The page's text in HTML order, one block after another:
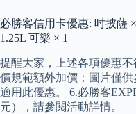
必勝客信用卡優惠: 吋披薩
1.25L 可樂 × 1
提醒大家，上述各項優惠
價規範額外加價；圖片僅
適用此優惠。 6.必勝客
元），請參閱活動詳情。